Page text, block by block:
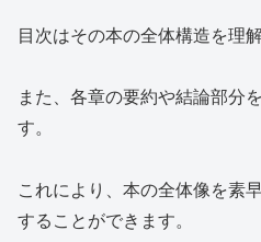
目次はその本の全体構造を理
また、各章の要約や結論部分
す。
これにより、本の全体像を素
することができます。